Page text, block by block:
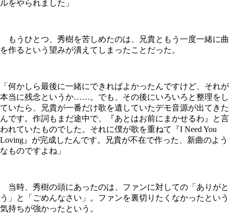
ルをやられました」
もうひとつ、秀樹を苦しめたのは、兄貴ともう一度一緒に曲
を作るという望みが潰えてしまったことだった。
「何かしら最後に一緒にできればよかったんですけど、それが
本当に残念というか……。でも、その後にいろいろと整理をし
ていたら、兄貴が一番だけ歌を遺していたデモ音源が出てきた
んです。作詞もまだ途中で、『あとはお前にまかせるわ』と言
われていたものでした。それに僕が歌を重ねて『I Need You
Loving』が完成したんです。兄貴が不在で作った、新曲のよう
なものですよね」
当時、秀樹の頭にあったのは、ファンに対しての「ありがと
う」と「ごめんなさい」。ファンを裏切りたくなかったという
気持ちが強かったという。